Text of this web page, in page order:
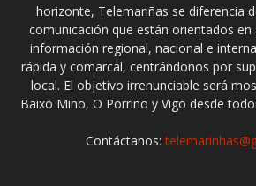
horizonte, Telemariñas se diferencia
comunicación que están orientados
información regional, nacional e
rápida y comarcal, centrándonos por
local. El objetivo irrenunciable será
Baixo Miño, O Porriño y Vigo desde
Contáctanos: